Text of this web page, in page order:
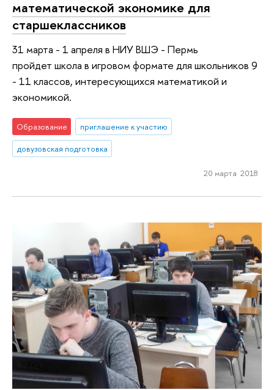
математической экономике для
старшеклассников
31 марта - 1 апреля в НИУ ВШЭ - Пермь
пройдет школа в игровом формате для школьников 9
- 11 классов, интересующихся математикой и
экономикой.
Образование
приглашение к участию
довузовская подготовка
20 марта 2018